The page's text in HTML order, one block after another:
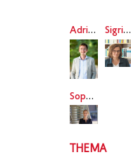
Adrian Daub Sigrid Köhler
Sophie Schönberger
THEMA